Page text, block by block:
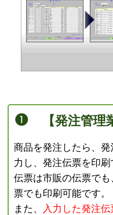
【発注管理
商品を発注したら、
力し、発注伝票を印刷
伝票は市販の伝票で
票でも印刷可能です。
また、
入力した発注